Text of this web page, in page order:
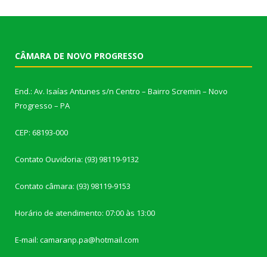
CÂMARA DE NOVO PROGRESSO
End.: Av. Isaías Antunes s/n Centro – Bairro Scremin – Novo
Progresso – PA
CEP: 68193-000
Contato Ouvidoria: (93) 98119-9132
Contato câmara: (93) 98119-9153
Horário de atendimento: 07:00 às 13:00
E-mail: camaranp.pa@hotmail.com